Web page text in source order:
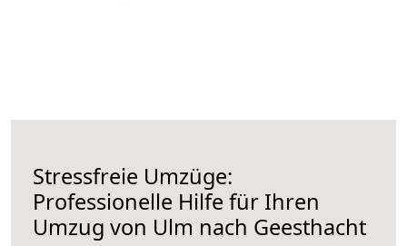
Stressfreie Umzüge:
Professionelle Hilfe für Ihren
Umzug von Ulm nach Geesthacht